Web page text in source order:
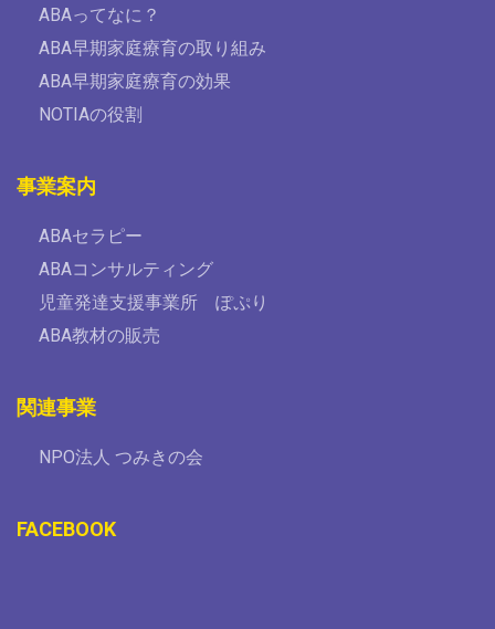
ABAってなに？
ABA早期家庭療育の取り組み
ABA早期家庭療育の効果
NOTIAの役割
事業案内
ABAセラピー
ABAコンサルティング
児童発達支援事業所 ぽぷり
ABA教材の販売
関連事業
NPO法人 つみきの会
FACEBOOK